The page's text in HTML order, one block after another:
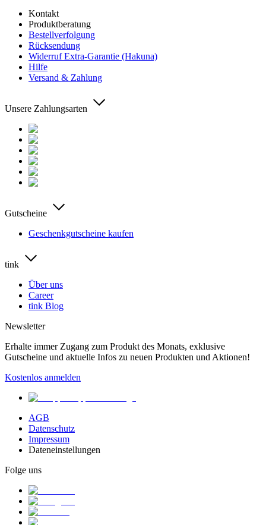
Kontakt
Produktberatung
Bestellverfolgung
Rücksendung
Widerruf Extra-Garantie (Hakuna)
Hilfe
Versand & Zahlung
Unsere Zahlungsarten
Gutscheine
Geschenkgutscheine kaufen
tink
Über uns
Career
tink Blog
Newsletter
Erhalte immer Zugang zum Produkt des Monats, exklusive
Gutscheine und aktuelle Infos zu neuen Produkten und Aktionen!
Kostenlos anmelden
AGB
Datenschutz
Impressum
Dateneinstellungen
Folge uns